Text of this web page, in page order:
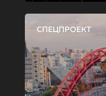
СПЕЦПРОЕКТ